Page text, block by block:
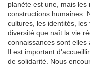
planète est une, mais les
constructions humaines.
cultures, les identités,
diversité que naît la vie
connaissances sont elles
Il est important
de solidarité. Nous